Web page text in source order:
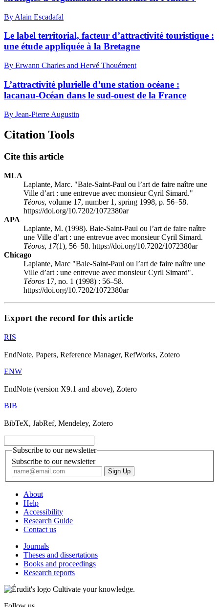
By Alain Escadafal
Le label territorial, facteur d’attractivité touristique :
une étude appliquée à la Bretagne
By Erwann Charles and Hervé Thouément
L’attractivité plurielle d’une station océane :
lacanau-Océan dans le sud-ouest de la France
By Jean-Pierre Augustin
Citation Tools
Cite this article
MLA
Laplante, Marc. "Baie-Saint-Paul ou l’art de faire naître une
Ville d’art : une entrevue avec monsieur Cyril Simard."
Téoros, volume 17, number 1, spring 1998, p. 56–58.
https://doi.org/10.7202/1072380ar
APA
Laplante, M. (1998). Baie-Saint-Paul ou l’art de faire naître
une Ville d’art : une entrevue avec monsieur Cyril Simard.
Téoros, 17(1), 56–58. https://doi.org/10.7202/1072380ar
Chicago
Laplante, Marc "Baie-Saint-Paul ou l’art de faire naître une
Ville d’art : une entrevue avec monsieur Cyril Simard".
Téoros 17, no. 1 (1998) : 56–58.
https://doi.org/10.7202/1072380ar
Export the record for this article
RIS
EndNote, Papers, Reference Manager, RefWorks, Zotero
ENW
EndNote (version X9.1 and above), Zotero
BIB
BibTeX, JabRef, Mendeley, Zotero
Subscribe to our newsletter
Subscribe to our newsletter
About
Help
Accessibility
Research Guide
Contact us
Journals
Theses and dissertations
Books and proceedings
Research reports
Cultivate your knowledge.